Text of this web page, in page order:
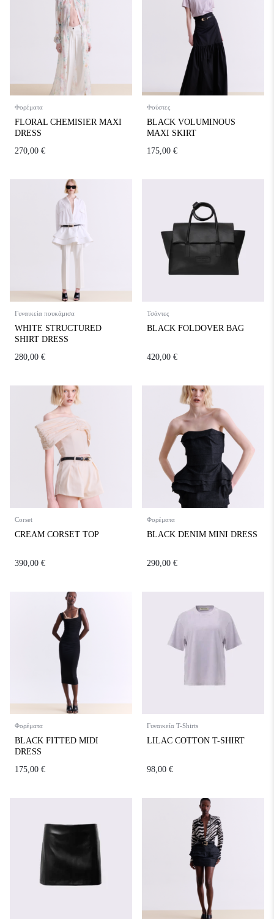
Φορέματα
FLORAL CHEMISIER MAXI
DRESS
270,00 €
Φούστες
BLACK VOLUMINOUS
MAXI SKIRT
175,00 €
Γυναικεία πουκάμισα
WHITE STRUCTURED
SHIRT DRESS
280,00 €
Τσάντες
BLACK FOLDOVER BAG
420,00 €
Corset
CREAM CORSET TOP
390,00 €
Φορέματα
BLACK DENIM MINI DRESS
290,00 €
Φορέματα
BLACK FITTED MIDI
DRESS
175,00 €
Γυναικεία T-Shirts
LILAC COTTON T-SHIRT
98,00 €